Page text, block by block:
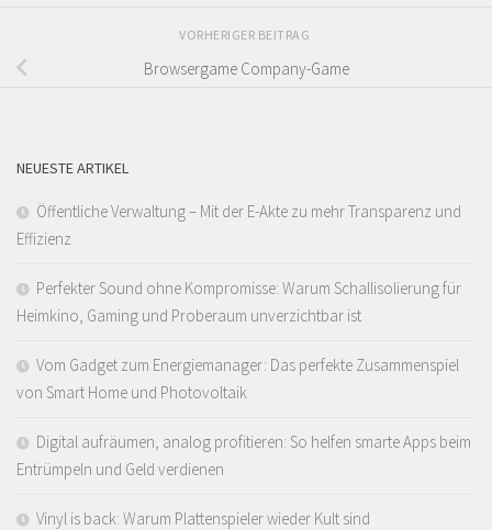
VORHERIGER BEITRAG
Browsergame Company-Game
NEUESTE ARTIKEL
Öffentliche Verwaltung – Mit der E-Akte zu mehr Transparenz und
Effizienz
Perfekter Sound ohne Kompromisse: Warum Schallisolierung für
Heimkino, Gaming und Proberaum unverzichtbar ist
Vom Gadget zum Energiemanager: Das perfekte Zusammenspiel
von Smart Home und Photovoltaik
Digital aufräumen, analog profitieren: So helfen smarte Apps beim
Entrümpeln und Geld verdienen
Vinyl is back: Warum Plattenspieler wieder Kult sind